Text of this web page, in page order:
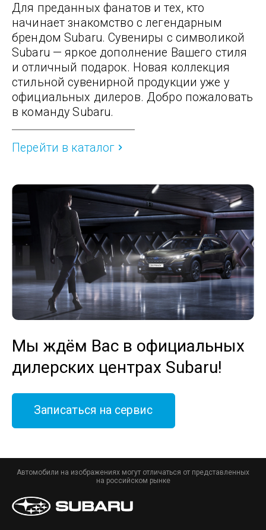
Для преданных фанатов и тех, кто
начинает знакомство с легендарным
брендом Subaru. Сувениры с символикой
Subaru — яркое дополнение Вашего стиля
и отличный подарок. Новая коллекция
стильной сувенирной продукции уже у
официальных дилеров. Добро пожаловать
в команду Subaru.
Перейти в каталог
Мы ждём Вас в официальных
дилерских центрах Subaru!
Записаться на сервис
Автомобили на изображениях могут отличаться от представленных
на российском рынке